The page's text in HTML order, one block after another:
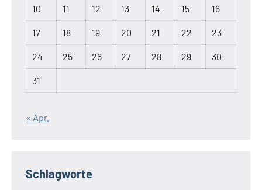
10 11 12 13 14 15 16
17 18 19 20 21 22 23
24 25 26 27 28 29 30
31
« Apr.
Schlagworte